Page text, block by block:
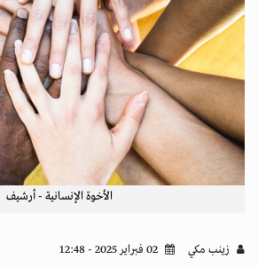
الأخوة الإنسانية - أرشيف
زينب مكي